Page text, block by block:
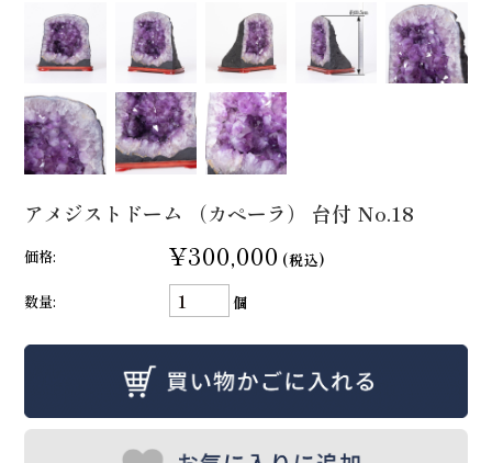
アメジストドーム （カペーラ） 台付 No.18
価格: ¥300,000 (税込)
数量:
個